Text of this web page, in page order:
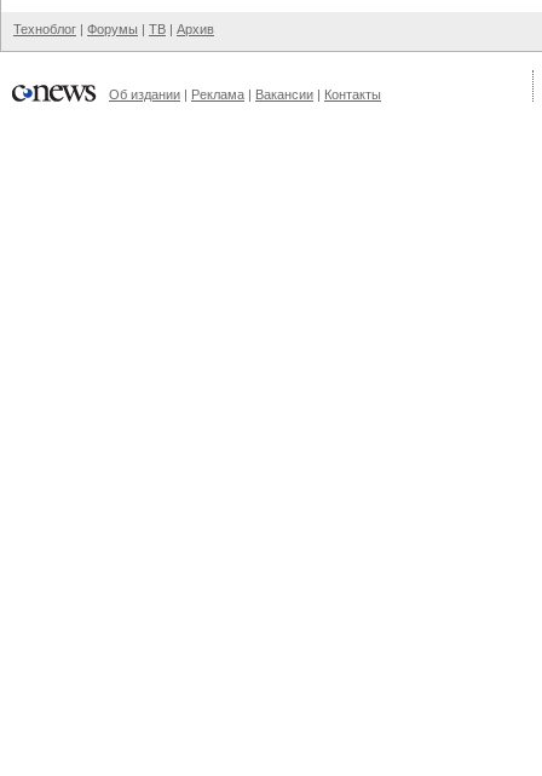
Техноблог | Форумы | ТВ | Архив
Об издании | Реклама | Вакансии | Контакты